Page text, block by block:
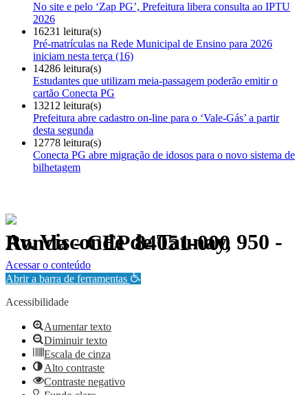
No site e pelo ‘Zap PG’, Prefeitura libera consulta ao IPTU
2026
16231 leitura(s)
Pré-matrículas na Rede Municipal de Ensino para 2026
iniciam nesta terça (16)
14286 leitura(s)
Estudantes que utilizam meia-passagem poderão emitir o
cartão Conecta PG
13212 leitura(s)
Prefeitura abre cadastro on-line para o ‘Vale-Gás’ a partir
desta segunda
12778 leitura(s)
Conecta PG abre migração de idosos para o novo sistema de
bilhetagem
Av. Visconde de Taunay, 950 - Ronda - CEP 84051-000
Política de Privacidade.
Acessar o conteúdo
Abrir a barra de ferramentas
Acessibilidade
Aumentar texto
Diminuir texto
Escala de cinza
Alto contraste
Contraste negativo